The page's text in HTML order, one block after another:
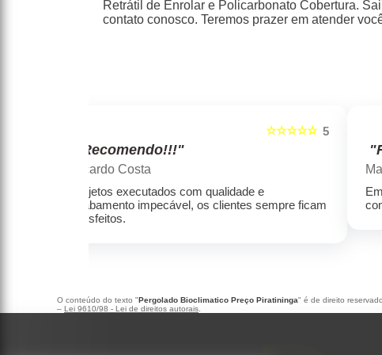
Retrátil de Enrolar e Policarbonato Cobertura.
contato conosco. Teremos prazer em atender
☆☆☆☆☆
"Recomendo!!!"
Marcelo rodrigues henrique
Empresa séria, produtos de alta qualidade,
com preços condizentes com a qualidade.
O conteúdo do texto "Pergolado Bioclimatico Preço Piratininga" é de direito
– Lei 9610/98 - Lei de direitos autorais.